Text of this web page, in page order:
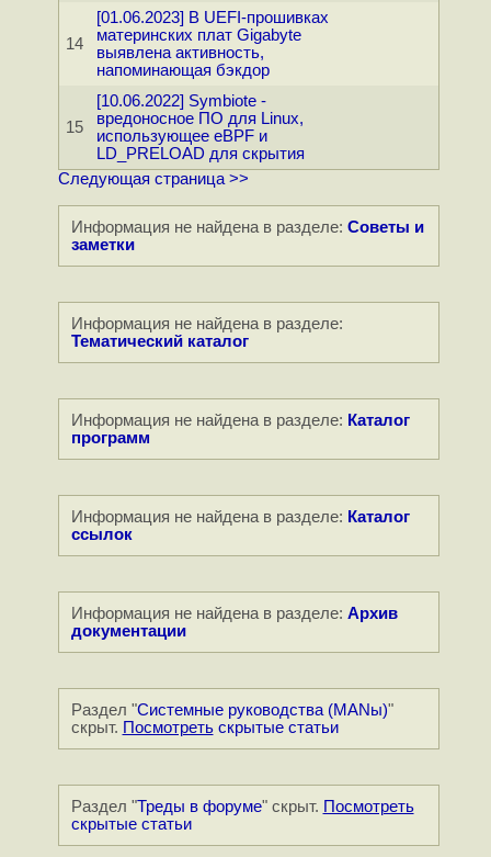
14
[01.06.2023] В UEFI-прошивках
материнских плат Gigabyte
выявлена активность,
напоминающая бэкдор
15
[10.06.2022] Symbiote -
вредоносное ПО для Linux,
использующее eBPF и
LD_PRELOAD для скрытия
Следующая страница >>
Информация не найдена в разделе: Советы и
заметки
Информация не найдена в разделе:
Тематический каталог
Информация не найдена в разделе: Каталог
программ
Информация не найдена в разделе: Каталог
ссылок
Информация не найдена в разделе: Архив
документации
Раздел "Системные руководства (MANы)"
скрыт. Посмотретьскрытые статьи
Раздел "Треды в форуме" скрыт. Посмотреть
скрытые статьи